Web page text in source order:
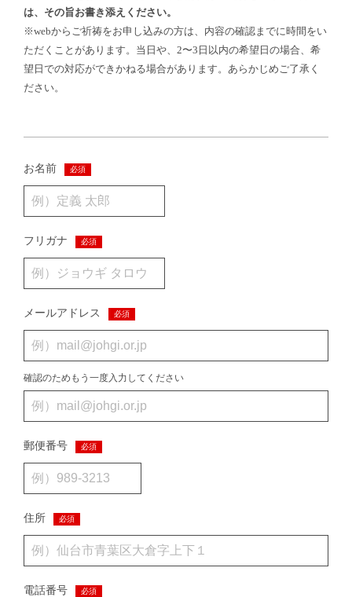
は、その旨お書き添えください。
※webからご祈祷をお申し込みの方は、内容の確認までに時間をい
ただくことがあります。当日や、2〜3日以内の希望日の場合、希
望日での対応ができかねる場合があります。あらかじめご了承く
ださい。
お名前 必須
フリガナ 必須
メールアドレス 必須
確認のためもう一度入力してください
郵便番号 必須
住所 必須
電話番号 必須